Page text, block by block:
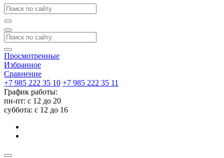
Просмотренные
Избранное
Сравнение
+7 985 222 35 10 +7 985 222 35 11
График работы:
пн-пт: с 12 до 20
суббота: c 12 до 16